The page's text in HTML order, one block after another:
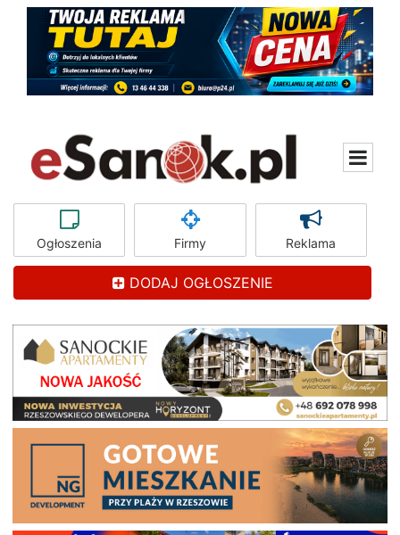
Ogłoszenia Firmy Reklama
DODAJ OGŁOSZENIE